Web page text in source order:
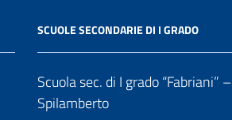
SCUOLE SECONDARIE DI I GRADO
Scuola sec. di I grado “Fabriani” –
Spilamberto